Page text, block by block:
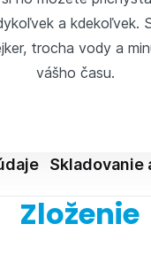
a kdekoľvek.
trocha vody a
vášho času.
Skladovanie
Zloženie